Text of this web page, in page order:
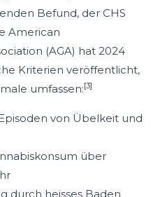
Befund, der CHS
American
(AGA) hat 2024
Kriterien veröffentlicht,
umfassen:[3]
von Übelkeit und
über
durch heisses Baden